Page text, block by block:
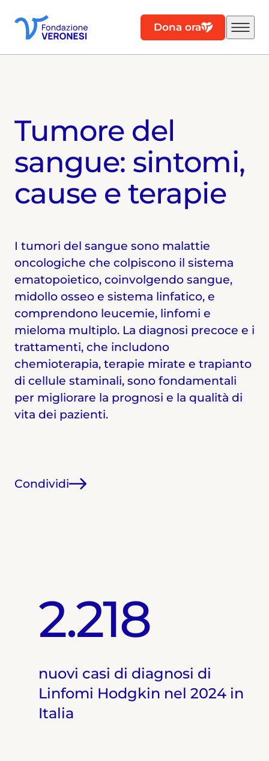
Dona ora
Tumore del
sangue: sintomi,
cause e terapie
I tumori del sangue sono malattie
oncologiche che colpiscono il sistema
ematopoietico, coinvolgendo sangue,
midollo osseo e sistema linfatico, e
comprendono leucemie, linfomi e
mieloma multiplo. La diagnosi precoce e i
trattamenti, che includono
chemioterapia, terapie mirate e trapianto
di cellule staminali, sono fondamentali
per migliorare la prognosi e la qualità di
vita dei pazienti.
Condividi
2.218
nuovi casi di diagnosi di
Linfomi Hodgkin nel 2024 in
Italia